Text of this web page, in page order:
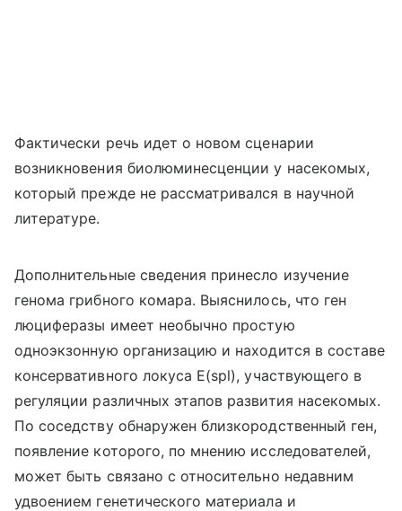
Фактически речь идет о новом сценарии
возникновения биолюминесценции у насекомых,
который прежде не рассматривался в научной
литературе.
Дополнительные сведения принесло изучение
генома грибного комара. Выяснилось, что ген
люциферазы имеет необычно простую
одноэкзонную организацию и находится в составе
консервативного локуса E(spl), участвующего в
регуляции различных этапов развития насекомых.
По соседству обнаружен близкородственный ген,
появление которого, по мнению исследователей,
может быть связано с относительно недавним
удвоением генетического материала и